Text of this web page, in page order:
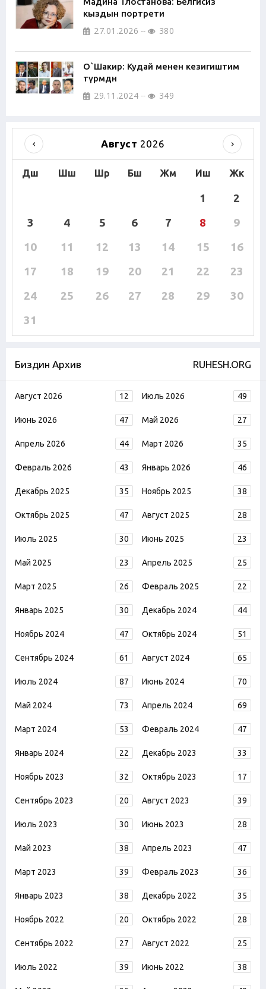
кыздын портрети
27.01.2026 380
О`Шакир: Кудай менен кезигиштим
түрмөдөн
29.11.2024 349
Август 2026
Дш Шш Шр Бш Жм Иш Жк
1
2
3
4 5 6 7 8
9
10
11 12 13 14 15
16
17
18 19 20 21 22
23
24
25 26 27 28 29
30
31
Биздин Архив RUHESH.ORG
Август 2026 12 Июль 2026 49
Июнь 2026 47 Май 2026 27
Апрель 2026 44 Март 2026 35
Февраль 2026 43 Январь 2026 46
Декабрь 2025 35 Ноябрь 2025 38
Октябрь 2025 47 Август 2025 28
Июль 2025 30 Июнь 2025 23
Май 2025 23 Апрель 2025 25
Март 2025 26 Февраль 2025 22
Январь 2025 30 Декабрь 2024 44
Ноябрь 2024 47 Октябрь 2024 51
Сентябрь 2024 61 Август 2024 65
Июль 2024 87 Июнь 2024 70
Май 2024 73 Апрель 2024 69
Март 2024 53 Февраль 2024 47
Январь 2024 22 Декабрь 2023 33
Ноябрь 2023 32 Октябрь 2023 17
Сентябрь 2023 20 Август 2023 39
Июль 2023 30 Июнь 2023 28
Май 2023 38 Апрель 2023 47
Март 2023 39 Февраль 2023 36
Январь 2023 38 Декабрь 2022 35
Ноябрь 2022 20 Октябрь 2022 28
Сентябрь 2022 27 Август 2022 25
Июль 2022 39 Июнь 2022 38